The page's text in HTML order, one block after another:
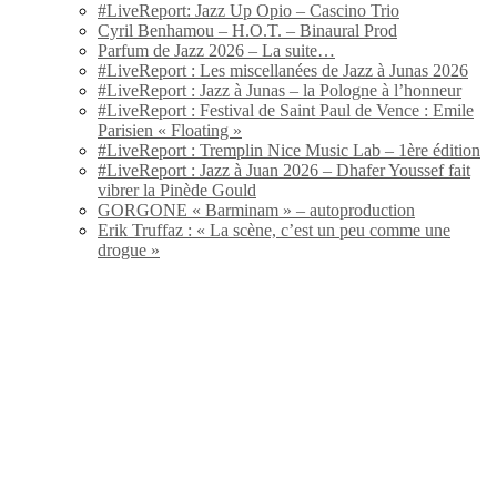
#LiveReport: Jazz Up Opio – Cascino Trio
Cyril Benhamou – H.O.T. – Binaural Prod
Parfum de Jazz 2026 – La suite…
#LiveReport : Les miscellanées de Jazz à Junas 2026
#LiveReport : Jazz à Junas – la Pologne à l’honneur
#LiveReport : Festival de Saint Paul de Vence : Emile
Parisien « Floating »
#LiveReport : Tremplin Nice Music Lab – 1ère édition
#LiveReport : Jazz à Juan 2026 – Dhafer Youssef fait
vibrer la Pinède Gould
GORGONE « Barminam » – autoproduction
Erik Truffaz : « La scène, c’est un peu comme une
drogue »